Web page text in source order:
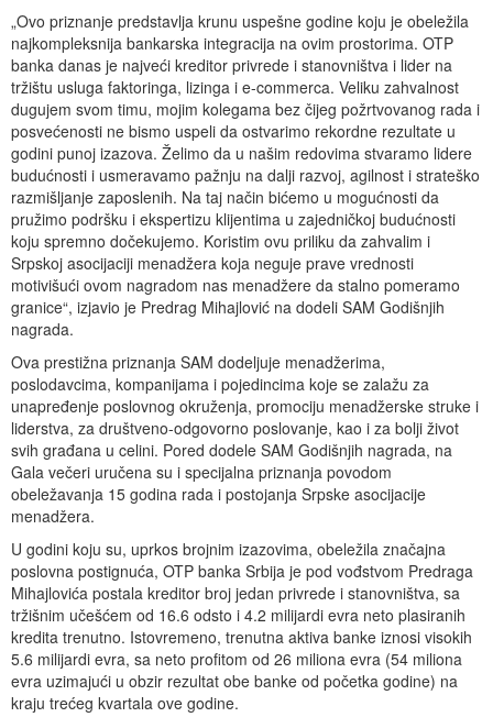
„Ovo priznanje predstavlja krunu uspešne godine koju je obeležila
najkompleksnija bankarska integracija na ovim prostorima. OTP
banka danas je najveći kreditor privrede i stanovništva i lider na
tržištu usluga faktoringa, lizinga i e-commerca. Veliku zahvalnost
dugujem svom timu, mojim kolegama bez čijeg požrtvovanog rada i
posvećenosti ne bismo uspeli da ostvarimo rekordne rezultate u
godini punoj izazova. Želimo da u našim redovima stvaramo lidere
budućnosti i usmeravamo pažnju na dalji razvoj, agilnost i strateško
razmišljanje zaposlenih. Na taj način bićemo u mogućnosti da
pružimo podršku i ekspertizu klijentima u zajedničkoj budućnosti
koju spremno dočekujemo. Koristim ovu priliku da zahvalim i
Srpskoj asocijaciji menadžera koja neguje prave vrednosti
motivišući ovom nagradom nas menadžere da stalno pomeramo
granice“, izjavio je Predrag Mihajlović na dodeli SAM Godišnjih
nagrada.
Ova prestižna priznanja SAM dodeljuje menadžerima,
poslodavcima, kompanijama i pojedincima koje se zalažu za
unapređenje poslovnog okruženja, promociju menadžerske struke i
liderstva, za društveno-odgovorno poslovanje, kao i za bolji život
svih građana u celini. Pored dodele SAM Godišnjih nagrada, na
Gala večeri uručena su i specijalna priznanja povodom
obeležavanja 15 godina rada i postojanja Srpske asocijacije
menadžera.
U godini koju su, uprkos brojnim izazovima, obeležila značajna
poslovna postignuća, OTP banka Srbija je pod vođstvom Predraga
Mihajlovića postala kreditor broj jedan privrede i stanovništva, sa
tržišnim učešćem od 16.6 odsto i 4.2 milijardi evra neto plasiranih
kredita trenutno. Istovremeno, trenutna aktiva banke iznosi visokih
5.6 milijardi evra, sa neto profitom od 26 miliona evra (54 miliona
evra uzimajući u obzir rezultat obe banke od početka godine) na
kraju trećeg kvartala ove godine.